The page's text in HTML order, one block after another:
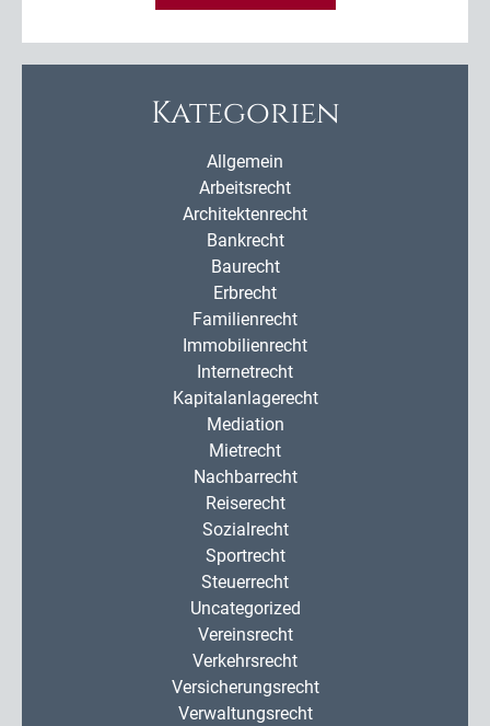
Kategorien
Allgemein
Arbeitsrecht
Architektenrecht
Bankrecht
Baurecht
Erbrecht
Familienrecht
Immobilienrecht
Internetrecht
Kapitalanlagerecht
Mediation
Mietrecht
Nachbarrecht
Reiserecht
Sozialrecht
Sportrecht
Steuerrecht
Uncategorized
Vereinsrecht
Verkehrsrecht
Versicherungsrecht
Verwaltungsrecht